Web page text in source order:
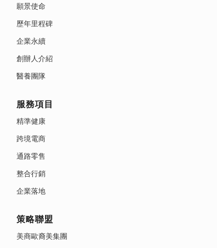
願景使命
歷年里程碑
企業永續
創辦人介紹
醫養團隊
服務項目
精準健康
跨境電商
通路零售
整合行銷
企業落地
策略聯盟
美商歐裔美集團